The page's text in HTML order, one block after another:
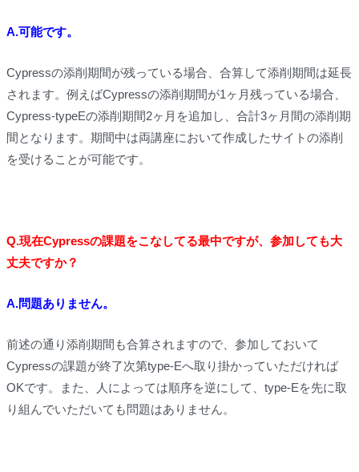
A.可能です。
Cypressの添削期間が残っている場合、合算して添削期間は延長
されます。例えばCypressの添削期間が1ヶ月残っている場合、
Cypress-typeEの添削期間2ヶ月を追加し、合計3ヶ月間の添削期
間となります。期間中は両講座において作成したサイトの添削
を受けることが可能です。
Q.現在Cypressの課題をこなしてる最中ですが、参加しても大
丈夫ですか？
A.問題ありません。
前述の通り添削期間も合算されますので、参加しておいて
Cypressの課題が終了次第type-Eへ取り掛かっていただければ
OKです。また、人によっては順序を逆にして、type-Eを先に取
り組んでいただいても問題はありません。